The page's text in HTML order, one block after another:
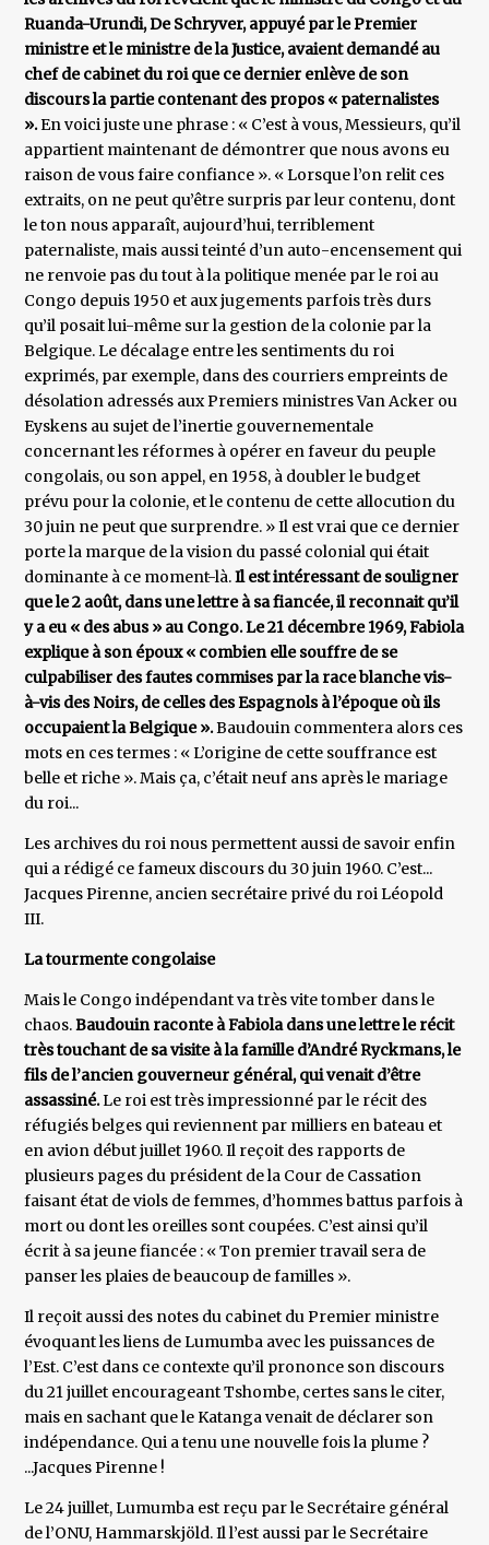
Ruanda-Urundi, De Schryver, appuyé par le Premier
ministre et le ministre de la Justice, avaient demandé au
chef de cabinet du roi que ce dernier enlève de son
discours la partie contenant des propos « paternalistes
».En voici juste une phrase : « C’est à vous, Messieurs, qu’il
appartient maintenant de démontrer que nous avons eu
raison de vous faire confiance ». « Lorsque l’on relit ces
extraits, on ne peut qu’être surpris par leur contenu, dont
le ton nous apparaît, aujourd’hui, terriblement
paternaliste, mais aussi teinté d’un auto-encensement qui
ne renvoie pas du tout à la politique menée par le roi au
Congo depuis 1950 et aux jugements parfois très durs
qu’il posait lui-même sur la gestion de la colonie par la
Belgique. Le décalage entre les sentiments du roi
exprimés, par exemple, dans des courriers empreints de
désolation adressés aux Premiers ministres Van Acker ou
Eyskens au sujet de l’inertie gouvernementale
concernant les réformes à opérer en faveur du peuple
congolais, ou son appel, en 1958, à doubler le budget
prévu pour la colonie, et le contenu de cette allocution du
30 juin ne peut que surprendre. » Il est vrai que ce dernier
porte la marque de la vision du passé colonial qui était
dominante à ce moment-là.Il est intéressant de souligner
que le 2 août, dans une lettre à sa fiancée, il reconnait qu’il
y a eu « des abus » au Congo. Le 21 décembre 1969, Fabiola
explique à son époux « combien elle souffre de se
culpabiliser des fautes commises par la race blanche vis-
à-vis des Noirs, de celles des Espagnols à l’époque où ils
occupaient la Belgique ».Baudouin commentera alors ces
mots en ces termes : « L’origine de cette souffrance est
belle et riche ». Mais ça, c’était neuf ans après le mariage
du roi...
Les archives du roi nous permettent aussi de savoir enfin
qui a rédigé ce fameux discours du 30 juin 1960. C’est...
Jacques Pirenne, ancien secrétaire privé du roi Léopold
III.
La tourmente congolaise
Mais le Congo indépendant va très vite tomber dans le
chaos.Baudouin raconte à Fabiola dans une lettre le récit
très touchant de sa visite à la famille d’André Ryckmans, le
fils de l’ancien gouverneur général, qui venait d’être
assassiné.Le roi est très impressionné par le récit des
réfugiés belges qui reviennent par milliers en bateau et
en avion début juillet 1960. Il reçoit des rapports de
plusieurs pages du président de la Cour de Cassation
faisant état de viols de femmes, d’hommes battus parfois à
mort ou dont les oreilles sont coupées. C’est ainsi qu’il
écrit à sa jeune fiancée : « Ton premier travail sera de
panser les plaies de beaucoup de familles ».
Il reçoit aussi des notes du cabinet du Premier ministre
évoquant les liens de Lumumba avec les puissances de
l’Est. C’est dans ce contexte qu’il prononce son discours
du 21 juillet encourageant Tshombe, certes sans le citer,
mais en sachant que le Katanga venait de déclarer son
indépendance. Qui a tenu une nouvelle fois la plume ?
...Jacques Pirenne !
Le 24 juillet, Lumumba est reçu par le Secrétaire général
de l’ONU, Hammarskjöld. Il l’est aussi par le Secrétaire